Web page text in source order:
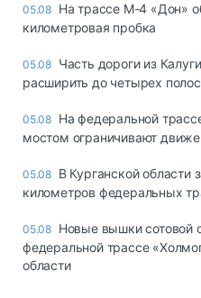
05.08 На трассе М-4 «Дон»
километровая пробка
05.08 Часть дороги из
расширить до четырех полос
05.08 На федеральной
мостом ограничивают
05.08 В Курганской области
километров федеральных
05.08 Новые вышки сотовой
федеральной трассе
области